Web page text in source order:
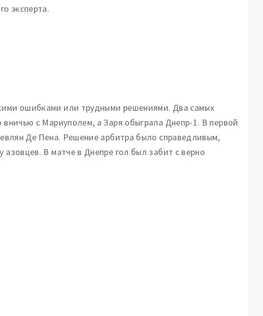
эксперта.
ошибками или трудными решениями. Два самых
с Мариуполем, а Заря обыграла Днепр-1. В первой
Де Пена. Решение арбитра было справедливым,
В матче в Днепре гол был забит с верно